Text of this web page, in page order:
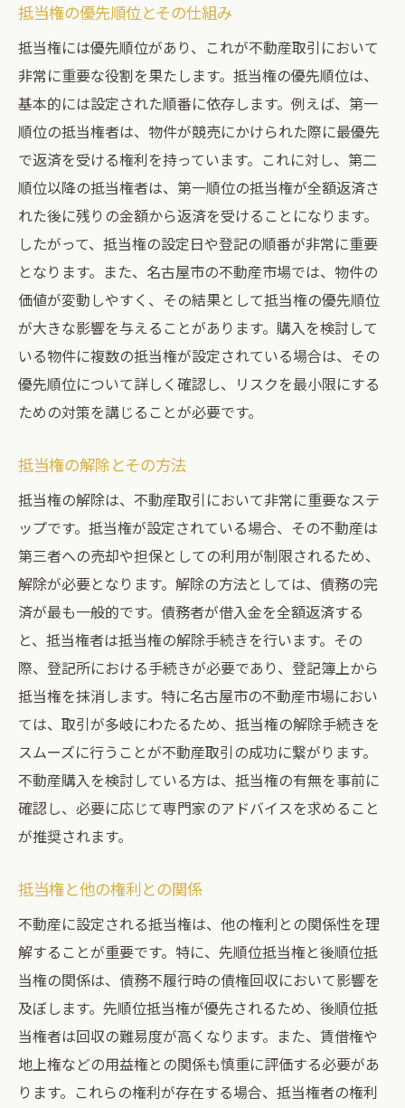
抵当権の優先順位とその仕組み
抵当権には優先順位があり、これが不動産取引において
非常に重要な役割を果たします。抵当権の優先順位は、
基本的には設定された順番に依存します。例えば、第一
順位の抵当権者は、物件が競売にかけられた際に最優先
で返済を受ける権利を持っています。これに対し、第二
順位以降の抵当権者は、第一順位の抵当権が全額返済さ
れた後に残りの金額から返済を受けることになります。
したがって、抵当権の設定日や登記の順番が非常に重要
となります。また、名古屋市の不動産市場では、物件の
価値が変動しやすく、その結果として抵当権の優先順位
が大きな影響を与えることがあります。購入を検討して
いる物件に複数の抵当権が設定されている場合は、その
優先順位について詳しく確認し、リスクを最小限にする
ための対策を講じることが必要です。
抵当権の解除とその方法
抵当権の解除は、不動産取引において非常に重要なステ
ップです。抵当権が設定されている場合、その不動産は
第三者への売却や担保としての利用が制限されるため、
解除が必要となります。解除の方法としては、債務の完
済が最も一般的です。債務者が借入金を全額返済する
と、抵当権者は抵当権の解除手続きを行います。その
際、登記所における手続きが必要であり、登記簿上から
抵当権を抹消します。特に名古屋市の不動産市場におい
ては、取引が多岐にわたるため、抵当権の解除手続きを
スムーズに行うことが不動産取引の成功に繋がります。
不動産購入を検討している方は、抵当権の有無を事前に
確認し、必要に応じて専門家のアドバイスを求めること
が推奨されます。
抵当権と他の権利との関係
不動産に設定される抵当権は、他の権利との関係性を理
解することが重要です。特に、先順位抵当権と後順位抵
当権の関係は、債務不履行時の債権回収において影響を
及ぼします。先順位抵当権が優先されるため、後順位抵
当権者は回収の難易度が高くなります。また、賃借権や
地上権などの用益権との関係も慎重に評価する必要があ
ります。これらの権利が存在する場合、抵当権者の権利